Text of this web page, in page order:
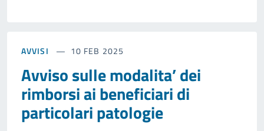
AVVISI 10 FEB 2025
Avviso sulle modalita’ dei
rimborsi ai beneficiari di
particolari patologie